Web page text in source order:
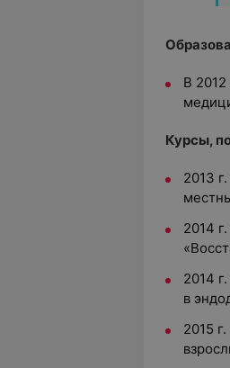
В
Курсы,
2013
2014
2014
в
2015